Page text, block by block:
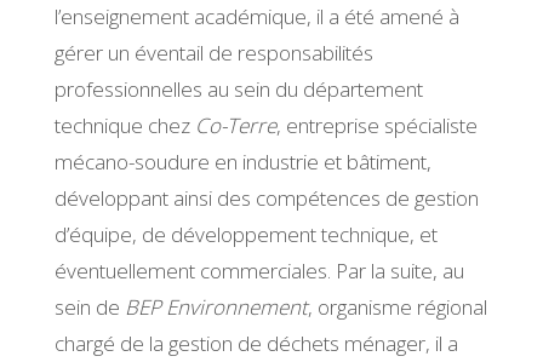
l’enseignement académique, il a été amené à
gérer un éventail de responsabilités
professionnelles au sein du département
technique chez Co-Terre, entreprise spécialiste
mécano-soudure en industrie et bâtiment,
développant ainsi des compétences de gestion
d’équipe, de développement technique, et
éventuellement commerciales. Par la suite, au
sein de BEP Environnement, organisme régional
chargé de la gestion de déchets ménager, il a